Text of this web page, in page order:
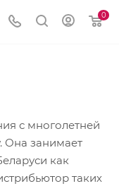
0
с многолетней
Она занимает
как
таких